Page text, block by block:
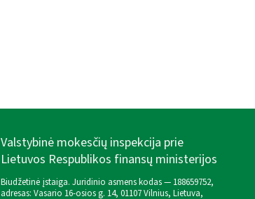
Valstybinė mokesčių inspekcija prie
Lietuvos Respublikos finansų ministerijos
Biudžetinė įstaiga. Juridinio asmens kodas — 188659752,
adresas: Vasario 16-osios g. 14, 01107 Vilnius, Lietuva,